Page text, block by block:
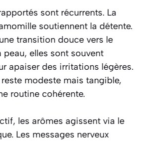
sont récurrents. La
soutiennent la détente.
transition douce vers le
peau, elles sont souvent
apaiser des irritations légères.
reste modeste mais tangible,
routine cohérente.
les arômes agissent via le
Les messages nerveux